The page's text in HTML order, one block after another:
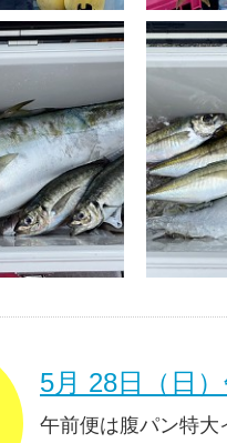
5月 28日（日
午前便は腹パン特